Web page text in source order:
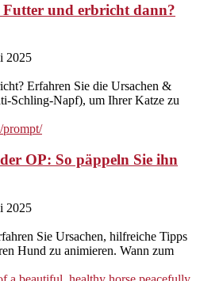
und erbricht dann?
2025
Erfahren Sie die Ursachen &
Schling-Napf), um Ihrer Katze zu
OP: So päppeln Sie ihn
2025
Sie Ursachen, hilfreiche Tipps
Hund zu animieren. Wann zum